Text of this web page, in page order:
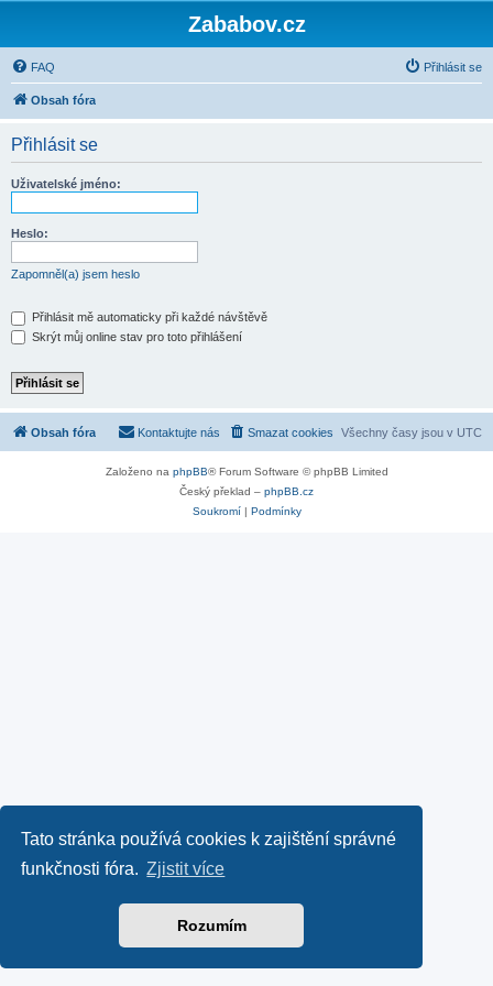
Tato stránka používá cookies k zajištění správné
funkčnosti fóra. Zjistit více
Rozumím
Zababov.cz
FAQ Přihlásit se
Obsah fóra
Přihlásit se
Uživatelské jméno:
Heslo:
Zapomněl(a) jsem heslo
Přihlásit mě automaticky při každé návštěvě
Skrýt můj online stav pro toto přihlášení
Obsah fóra Všechny časy jsou v UTC
Smazat cookies
Kontaktujte nás
Založeno na phpBB® Forum Software © phpBB Limited
Český překlad – phpBB.cz
Soukromí| Podmínky